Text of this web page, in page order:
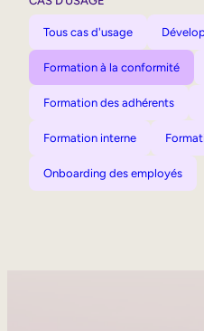
Tous cas d'usage
Formation à la conformité
Formation des adhérents
Formation interne
Onboarding des employés